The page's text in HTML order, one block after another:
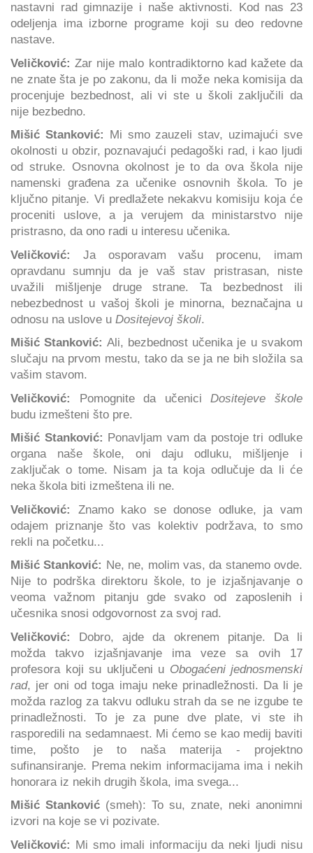
nastavni rad gimnazije i naše aktivnosti. Kod nas 23
odeljenja ima izborne programe koji su deo redovne
nastave.
Veličković: Zar nije malo kontradiktorno kad kažete da
ne znate šta je po zakonu, da li može neka komisija da
procenjuje bezbednost, ali vi ste u školi zaključili da
nije bezbedno.
Mišić Stanković:
Mi smo zauzeli stav, uzimajući sve
okolnosti u obzir, poznavajući pedagoški rad, i kao ljudi
od struke. Osnovna okolnost je to da ova škola nije
namenski građena za učenike osnovnih škola. To je
ključno pitanje. Vi predlažete nekakvu komisiju koja će
proceniti uslove, a ja verujem da ministarstvo nije
pristrasno, da ono radi u interesu učenika.
Veličković:
Ja osporavam vašu procenu, imam
opravdanu sumnju da je vaš stav pristrasan, niste
uvažili mišljenje druge strane. Ta bezbednost ili
nebezbednost u vašoj školi je minorna, beznačajna u
odnosu na uslove u Dositejevoj školi.
Mišić Stanković: Ali, bezbednost učenika je u svakom
slučaju na prvom mestu, tako da se ja ne bih složila sa
vašim stavom.
Veličković:
Pomognite da učeniciDositejeve škole
budu izmešteni što pre.
Mišić Stanković: Ponavljam vam da postoje tri odluke
organa naše škole, oni daju odluku, mišljenje i
zaključak o tome. Nisam ja ta koja odlučuje da li će
neka škola biti izmeštena ili ne.
Veličković:
Znamo kako se donose odluke, ja vam
odajem priznanje što vas kolektiv podržava, to smo
rekli na početku...
Mišić Stanković: Ne, ne, molim vas, da stanemo ovde.
Nije to podrška direktoru škole, to je izjašnjavanje o
veoma važnom pitanju gde svako od zaposlenih i
učesnika snosi odgovornost za svoj rad.
Veličković:
Dobro, ajde da okrenem pitanje. Da li
možda takvo izjašnjavanje ima veze sa ovih 17
profesora koji su uključeni u Obogaćeni jednosmenski
rad, jer oni od toga imaju neke prinadležnosti. Da li je
možda razlog za takvu odluku strah da se ne izgube te
prinadležnosti. To je za pune dve plate, vi ste ih
rasporedili na sedamnaest. Mi ćemo se kao medij baviti
time, pošto je to naša materija - projektno
sufinansiranje. Prema nekim informacijama ima i nekih
honorara iz nekih drugih škola, ima svega...
Mišić Stanković (smeh): To su, znate, neki anonimni
izvori na koje se vi pozivate.
Veličković: Mi smo imali informaciju da neki ljudi nisu